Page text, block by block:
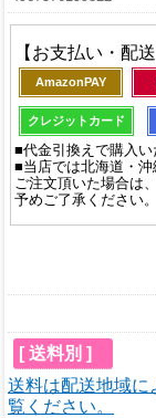
【お支払い・配
AmazonPAY
クレジットカード
■代金引換えで購入い
■当店では北海道・沖
ご注文頂いた場合は
予めご了承ください。
[ 送料別 ]
送料は配送地域に
覧ください。